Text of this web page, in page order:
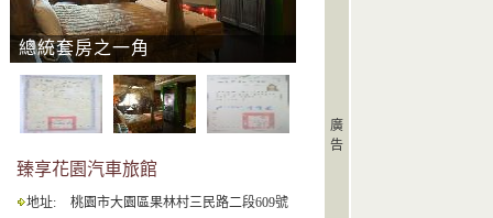
總統套房之一角
臻享花園汽車旅館
地址:
桃園市大園區果林村三民路二段609號
廣
告